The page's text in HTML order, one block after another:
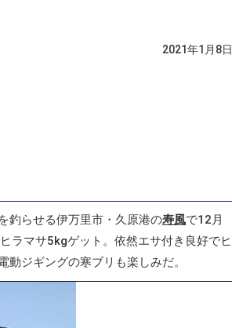
2021年1月8日
釣らせる伊万里市・久原港の寿風で12月
ラマサ5kgゲット。依然エサ付き良好でヒ
ジギングの寒ブリも楽しみだ。